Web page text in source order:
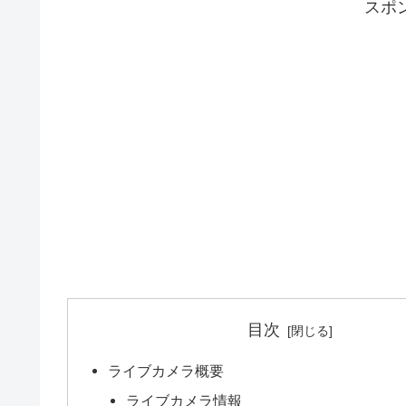
スポ
目次
ライブカメラ概要
ライブカメラ情報